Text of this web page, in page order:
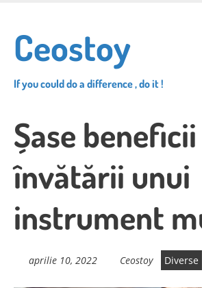
main
content
Ceostoy
If you could do a difference , do it !
Șase
învătării unui
instrument
aprilie 10, 2022 Ceostoy Diverse